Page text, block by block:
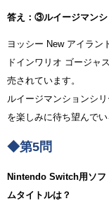
答え：③ルイージマンシ
ヨッシー New アイラン
ドインワリオ ゴージャ
売されています。
ルイージマンションシ
を楽しみに待ち望んで
◆第5問
Nintendo Switch用ソフ
ムタイトルは？